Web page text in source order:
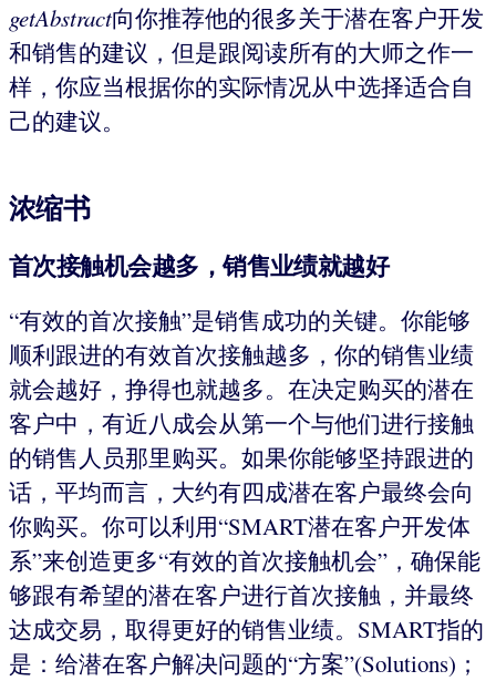
getAbstract向你推荐他的很多关于潜在客户开发
和销售的建议，但是跟阅读所有的大师之作一
样，你应当根据你的实际情况从中选择适合自
己的建议。
浓缩书
首次接触机会越多，销售业绩就越好
“有效的首次接触”是销售成功的关键。你能够
顺利跟进的有效首次接触越多，你的销售业绩
就会越好，挣得也就越多。在决定购买的潜在
客户中，有近八成会从第一个与他们进行接触
的销售人员那里购买。如果你能够坚持跟进的
话，平均而言，大约有四成潜在客户最终会向
你购买。你可以利用“SMART潜在客户开发体
系”来创造更多“有效的首次接触机会”，确保能
够跟有希望的潜在客户进行首次接触，并最终
达成交易，取得更好的销售业绩。SMART指的
是：给潜在客户解决问题的“方案”(Solutions)；